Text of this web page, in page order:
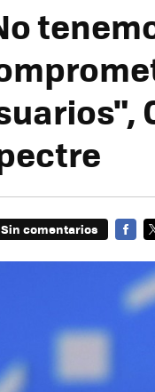
Sin comentarios